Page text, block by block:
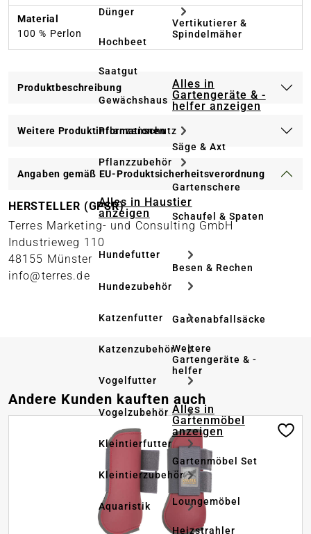
Dünger
Hochbeet
Saatgut
Gewächshaus
Pflanzenschutz
Pflanzzubehör
Alles in Haustier
anzeigen
Hundefutter
Hundezubehör
Katzenfutter
Katzenzubehör
Vogelfutter
Vogelzubehör
Kleintierfutter
Kleintierzubehör
Aquaristik
Vertikutierer &
Spindelmäher
Alles in
Gartengeräte & -
helfer anzeigen
Säge & Axt
Gartenschere
Schaufel & Spaten
Besen & Rechen
Gartenabfallsäcke
Weitere
Gartengeräte & -
helfer
Alles in
Gartenmöbel
anzeigen
Gartenmöbel Set
Loungemöbel
Heizstrahler
Material
100 % Perlon
Produktbeschreibung
Weitere Produktinformationen
Angaben gemäß EU-Produktsicherheitsverordnung
HERSTELLER (GPSR)
Terres Marketing- und Consulting GmbH
Industrieweg 110
48155 Münster
info@terres.de
Produktgalerie überspringen
Andere Kunden kauften auch